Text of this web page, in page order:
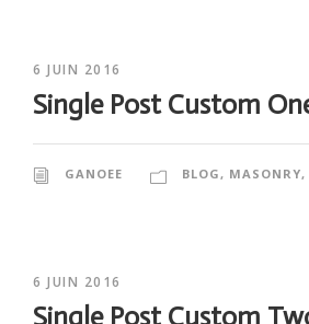
6 JUIN 2016
Single Post Custom
GANOEE BLOG, MASONRY,
6 JUIN 2016
Single Post Custom